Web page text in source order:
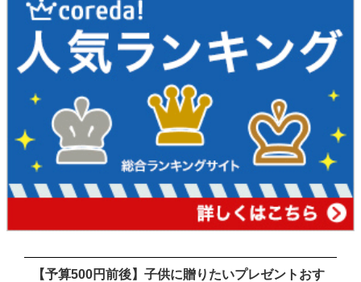
【予算500円前後】子供に贈りたいプレゼントおす